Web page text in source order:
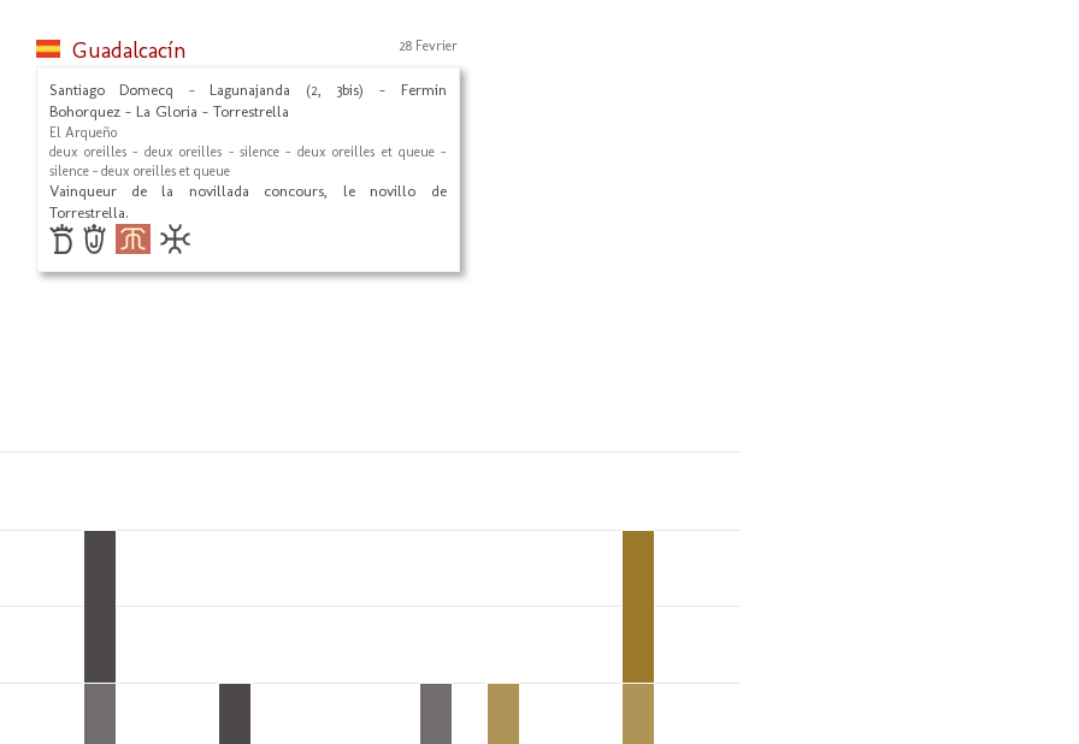
Guadalcacín 28 Fevrier
Santiago Domecq - Lagunajanda (2, 3bis) - Fermin
Bohorquez - La Gloria - Torrestrella
El Arqueño
deux oreilles - deux oreilles - silence - deux oreilles et queue -
silence - deux oreilles et queue
Vainqueur de la novillada concours, le novillo de
Torrestrella.